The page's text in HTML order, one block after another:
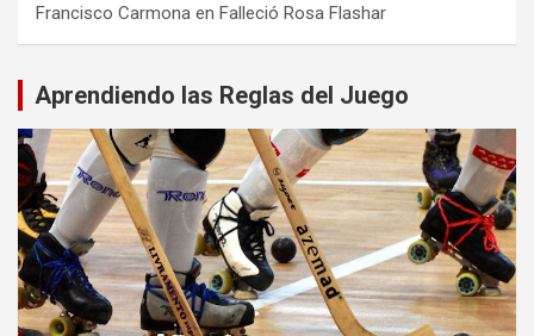
Francisco Carmona en Falleció Rosa Flashar
Aprendiendo las Reglas del Juego